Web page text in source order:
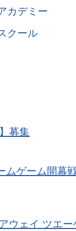
カデミー
クール
募集
ムゲーム開幕
ウェイ ツエー